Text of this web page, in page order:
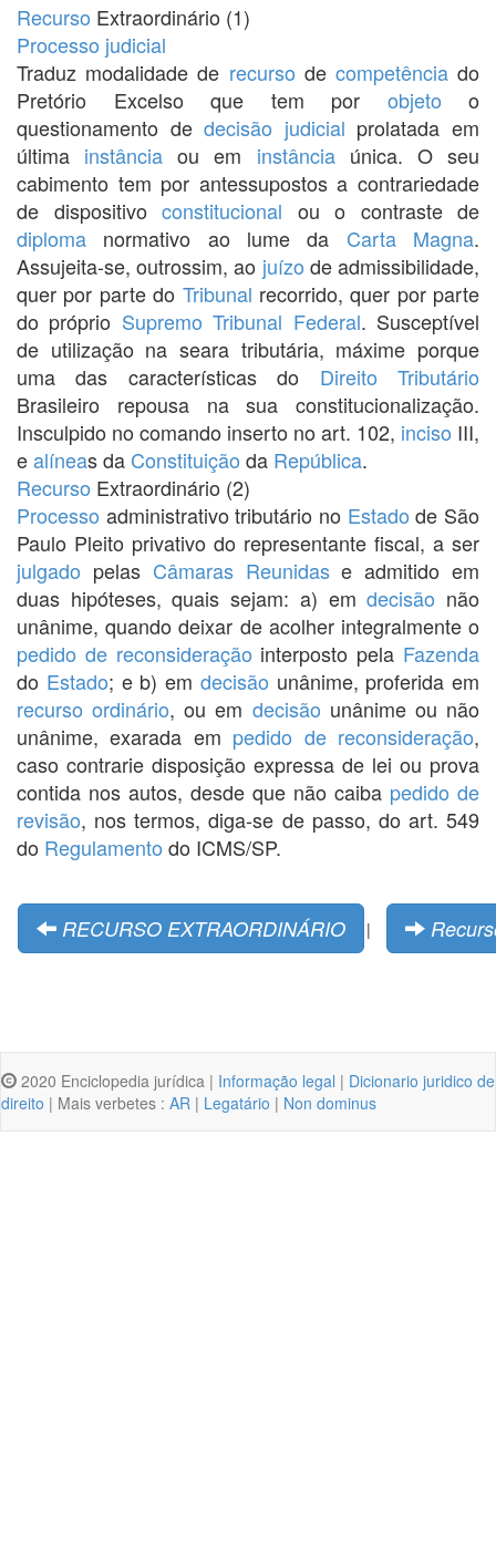
Recurso Extraordinário (1)
Processo judicial
Traduz modalidade de recurso de competênciado
Pretório Excelso que tem por objeto o
questionamento dedecisão judicial prolatada em
última instância ou em instânciaúnica. O seu
cabimento tem por antessupostos a contrariedade
de dispositivo constitucional ou o contraste de
diploma normativo ao lume da Carta Magna.
Assujeita-se, outrossim, ao juízo de admissibilidade,
quer por parte do Tribunal recorrido, quer por parte
do próprio Supremo Tribunal Federal. Susceptível
de utilização na seara tributária, máxime porque
uma das características do Direito Tributário
Brasileiro repousa na sua constitucionalização.
Insculpido no comando inserto no art. 102, inciso III,
ealíneas da Constituição da República.
Recurso Extraordinário (2)
Processo administrativo tributário no Estado de São
Paulo Pleito privativo do representante fiscal, a ser
julgado pelas Câmaras Reunidase admitido em
duas hipóteses, quais sejam: a) emdecisão não
unânime, quando deixar de acolher integralmente o
pedido de reconsideração interposto pela Fazenda
do Estado; e b) em decisão unânime, proferida em
recurso ordinário, ou em decisão unânime ou não
unânime, exarada em pedido de reconsideração,
caso contrarie disposição expressa de lei ou prova
contida nos autos, desde que não caiba pedido de
revisão, nos termos, diga-se de passo, do art. 549
do Regulamento do ICMS/SP.
RECURSO EXTRAORDINÁRIO |
2020 Enciclopedia jurídica | Informação legal | Dicionario juridico de
direito | Mais verbetes : AR | Legatário | Non dominus